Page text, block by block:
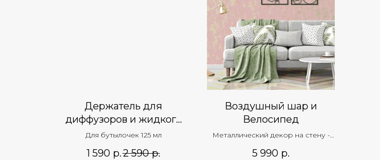
Держатель для
диффузоров и жидкого
мыла
Для бутылочек 125 мл
1 590 р.2 590 р.
Воздушный шар и
Велосипед
Металлический декор на стену -
5 990 р.